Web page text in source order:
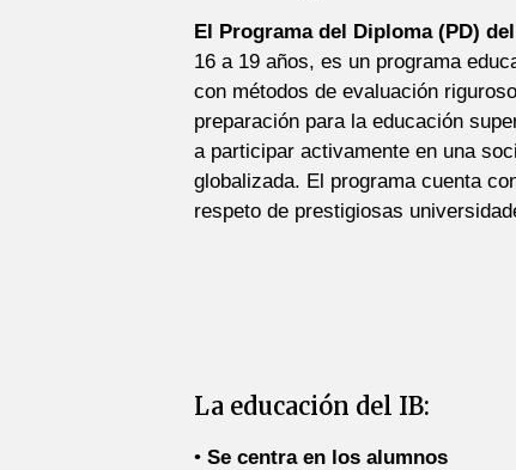
El Programa del Diploma (PD)
16 a 19 años, es un programa
con métodos de evaluación
preparación para la educación
a participar activamente en una
globalizada. El programa cuenta
respeto de prestigiosas
La educación del IB:
• Se centra en los alumnos